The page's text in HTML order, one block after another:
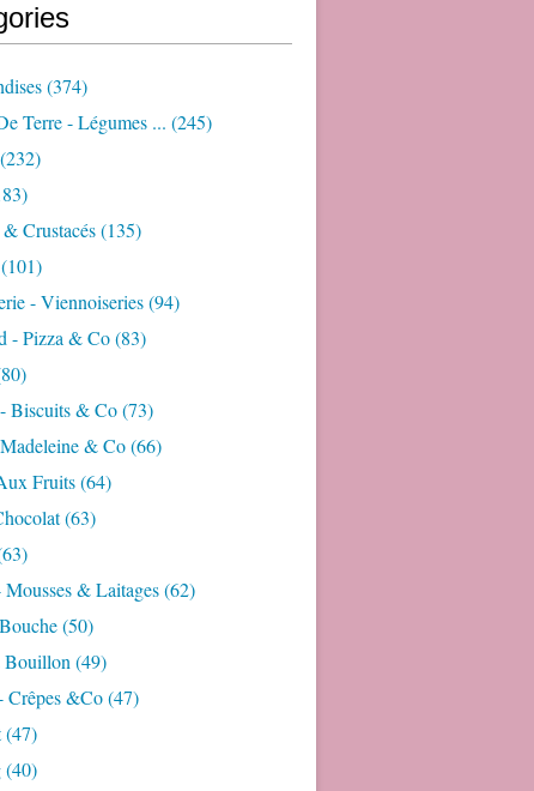
(374)
Terre - Légumes ... (245)
(232)
Crustacés(135)
(101)
- Viennoiseries(94)
- Pizza & Co(83)
Biscuits & Co(73)
& Co(66)
Fruits(64)
(63)
Mousses & Laitages(62)
(50)
Bouillon (49)
Crêpes &co(47)
(47)
(40)